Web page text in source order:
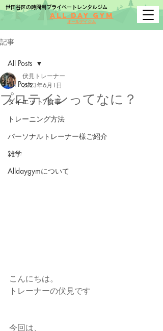
世田谷区の時間制プライベートレンタルジム
All Day Gym
オールデイジム
記事
All Posts
ダイエット/食事
トレーニング方法
パーソナルトレーナー様ご紹介
雑学
Alldaygymについて
All Posts
プロテインってなに？
伏見トレーナー
2023年6月1日
こんにちは。
トレーナーの伏見です
今回は、